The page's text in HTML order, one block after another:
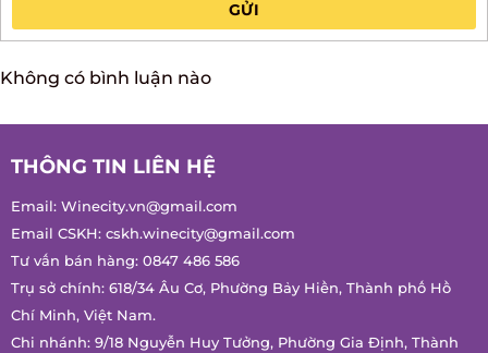
Không có bình luận nào
THÔNG TIN LIÊN HỆ
Email: Winecity.vn@gmail.com
Email CSKH: cskh.winecity@gmail.com
Tư vấn bán hàng:0847 486 586
Trụ sở chính: 618/34 Âu Cơ, Phường Bảy Hiền, Thành phố Hồ